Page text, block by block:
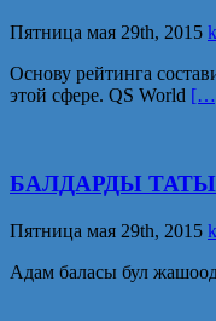
Пятница мая 29th, 2015
Основу рейтинга
этой сфере. QS World
БАЛДАРДЫ
Пятница мая 29th, 2015
Адам баласы бул